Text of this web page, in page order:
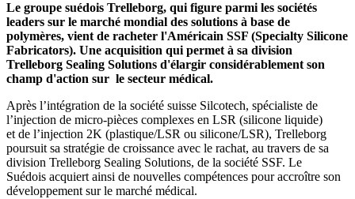
Le groupe suédois Trelleborg, qui figure parmi les sociétés
leaders sur le marché mondial des solutions à base de
polymères, vient de racheter l'Américain SSF (Specialty Silicone
Fabricators). Une acquisition qui permet à sa division
Trelleborg Sealing Solutions d'élargir considérablement son
champ d'action sur le secteur médical.
Après l’intégration de la société suisse Silcotech, spécialiste de
l’injection de micro-pièces complexes en LSR (silicone liquide)
et de l’injection 2K (plastique/LSR ou silicone/LSR), Trelleborg
poursuit sa stratégie de croissance avec le rachat, au travers de sa
division Trelleborg Sealing Solutions, de la société SSF. Le
Suédois acquiert ainsi de nouvelles compétences pour accroître son
développement sur le marché médical.